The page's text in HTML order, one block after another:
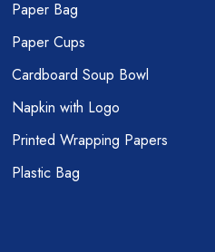
Paper Bag
Paper Cups
Cardboard Soup Bowl
Napkin with Logo
Printed Wrapping Papers
Plastic Bag